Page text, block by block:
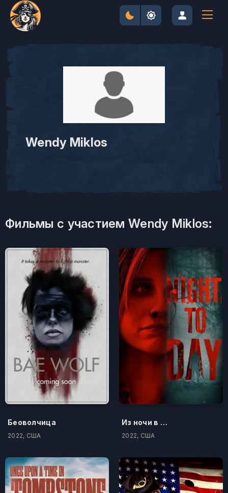
Wendy Miklos
Фильмы с участием Wendy Miklos:
Беоволчица
2022, США
Из ночи в день
2022, США